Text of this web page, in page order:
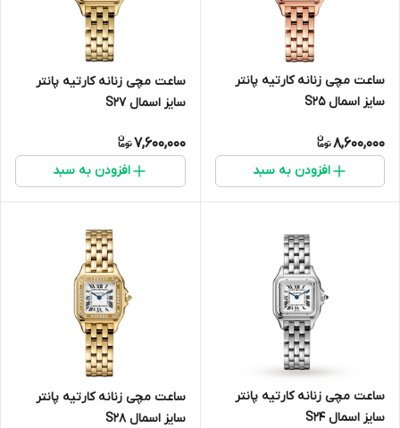
ساعت مچی زنانه کارتیه پانتر
سایز اسمال S25
8,600,000
افزودن به سبد
ساعت مچی زنانه کارتیه پانتر
سایز اسمال S27
7,600,000
افزودن به سبد
ساعت مچی زنانه کارتیه پانتر
سایز اسمال S24
ساعت مچی زنانه کارتیه پانتر
سایز اسمال S28